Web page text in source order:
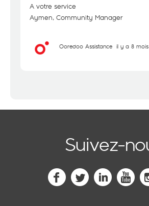
A votre service
Aymen, Community Manager
Ooredoo Assistance il y a 8 mois
Suivez-